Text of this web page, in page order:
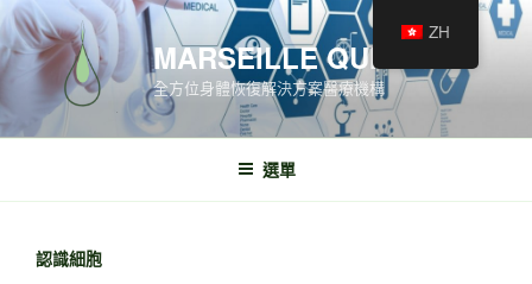
MARSEILLE QUINCÉ
全方位身體恢復解決方案醫療機構
選單
認識細胞
ZH